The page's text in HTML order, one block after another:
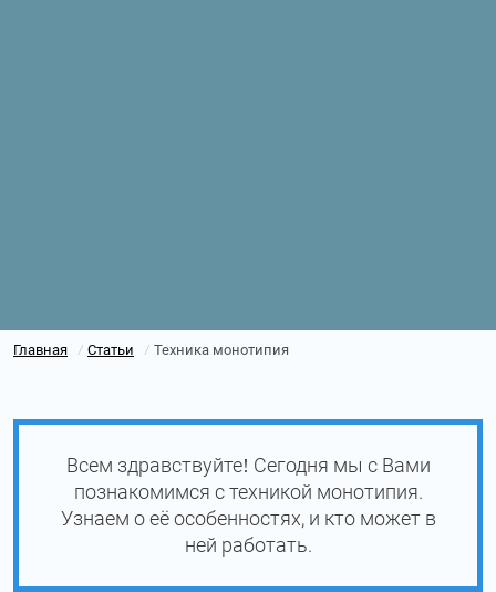
Главная / Статьи / Техника монотипия
Всем здравствуйте! Сегодня мы с Вами
познакомимся с техникой монотипия.
Узнаем о её особенностях, и кто может в
ней работать.